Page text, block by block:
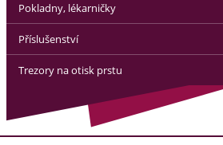
Pokladny, lékarničky
Příslušenství
Trezory na otisk prstu